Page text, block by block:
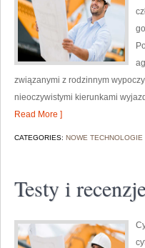
związanymi z rodzinnym
nieoczywistymi kierunkami
Read More ]
CATEGORIES: NOWE TECHNOLOGIE
Testy i